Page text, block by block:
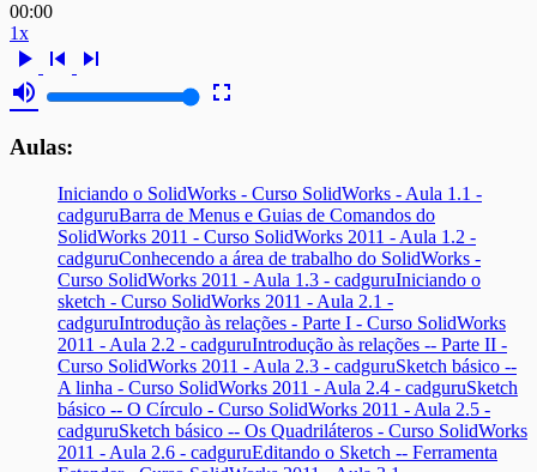
00:00
1x
play_arrow skip_previous
skip_next
volume_up
fullscreen
Aulas:
Iniciando o SolidWorks - Curso SolidWorks - Aula 1.1 -
cadguruBarra de Menus e Guias de Comandos do
SolidWorks 2011 - Curso SolidWorks 2011 - Aula 1.2 -
cadguruConhecendo a área de trabalho do SolidWorks -
Curso SolidWorks 2011 - Aula 1.3 - cadguruIniciando o
sketch - Curso SolidWorks 2011 - Aula 2.1 -
cadguruIntrodução às relações - Parte I - Curso SolidWorks
2011 - Aula 2.2 - cadguruIntrodução às relações -- Parte II -
Curso SolidWorks 2011 - Aula 2.3 - cadguruSketch básico --
A linha - Curso SolidWorks 2011 - Aula 2.4 - cadguruSketch
básico -- O Círculo - Curso SolidWorks 2011 - Aula 2.5 -
cadguruSketch básico -- Os Quadriláteros - Curso SolidWorks
2011 - Aula 2.6 - cadguruEditando o Sketch -- Ferramenta